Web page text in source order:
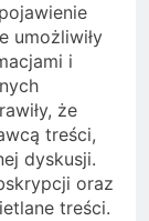
umożliwiły
i
że
treści,
dyskusji.
oraz
treści.